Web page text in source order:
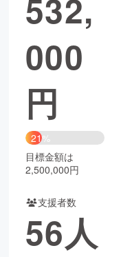
書籍・雑誌
チャレンジ
Creation
コミュニティ
532,
000
円
21%
目標金額は
2,500,000円
支援者数
56人